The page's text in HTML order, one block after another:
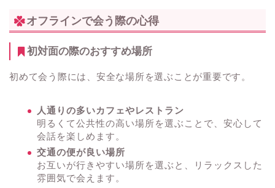
オフラインで会う際の心得
初対面の際のおすすめ場所
初めて会う際には、安全な場所を選ぶことが重要です。
人通りの多いカフェやレストラン
明るくて公共性の高い場所を選ぶことで、安心して
会話を楽しめます。
交通の便が良い場所
お互いが行きやすい場所を選ぶと、リラックスした
雰囲気で会えます。